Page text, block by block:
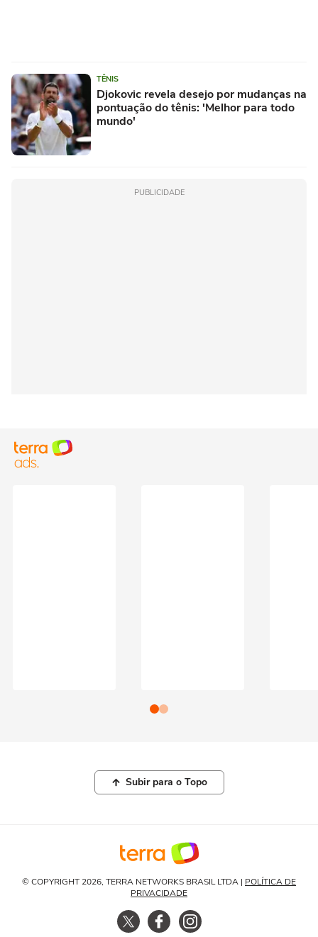
TÊNIS
Djokovic revela desejo por mudanças na
pontuação do tênis: 'Melhor para todo
mundo'
PUBLICIDADE
Subir para o Topo
© COPYRIGHT 2026, TERRA NETWORKS BRASIL LTDA | POLÍTICA DE
PRIVACIDADE